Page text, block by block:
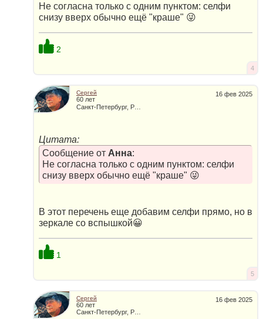
Не согласна только с одним пунктом: селфи
снизу вверх обычно ещё "краше" 😜
2
4
16 фев 2025
Сергей
60 лет
Цитата:
Сообщение от Анна:
Не согласна только с одним пунктом: селфи
снизу вверх обычно ещё "краше" 😜
В этот перечень еще добавим селфи прямо, но в
зеркале со вспышкой😀
1
5
16 фев 2025
Сергей
60 лет